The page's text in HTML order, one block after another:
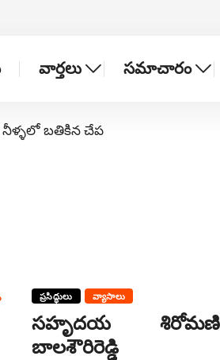
వార్తలు సమాచారం
నీళ్ళలో బతికిన చేప
ప్రసిద్ధులు వ్యాసాలు
సహృదయ
బాలశౌరిరెడ్డి